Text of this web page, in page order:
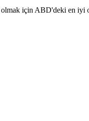
için ABD'deki en iyi